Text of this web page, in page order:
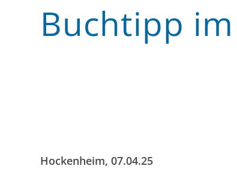
Buchtipp
Hockenheim, 07.04.25